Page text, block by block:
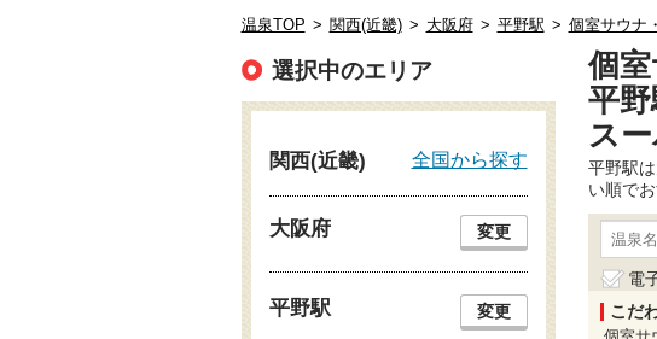
温泉TOP > 関西(近畿) > 大阪府 > 平野駅 > 個室サウナ
個
平野
ス
平野駅
い順で
電
こだ
選択中のエリア
関西(近畿) 全国から探す
大阪府 変更
平野駅 変更